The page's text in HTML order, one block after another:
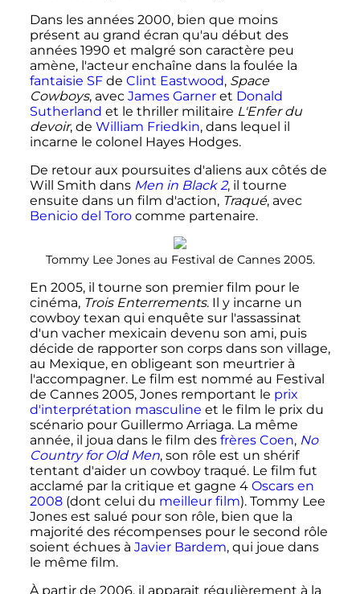
Dans les années 2000, bien que moins
présent au grand écran qu'au début des
années 1990 et malgré son caractère peu
amène, l'acteur enchaîne dans la foulée la
fantaisie SFde Clint Eastwood, Space
Cowboys, avec James Garneret Donald
Sutherland et le thriller militaire L'Enfer du
devoir, de William Friedkin, dans lequel il
incarne le colonel Hayes Hodges.
De retour aux poursuites d'aliens aux côtés de
Will Smith dans Men in Black 2, il tourne
ensuite dans un film d'action, Traqué, avec
Benicio del Torocomme partenaire.
Tommy Lee Jones au Festival de Cannes 2005.
En 2005, il tourne son premier film pour le
cinéma, Trois Enterrements. Il y incarne un
cowboy texan qui enquête sur l'assassinat
d'un vacher mexicain devenu son ami, puis
décide de rapporter son corps dans son village,
au Mexique, en obligeant son meurtrier à
l'accompagner. Le film est nommé au Festival
de Cannes 2005, Jones remportant le prix
d'interprétation masculine et le film le prix du
scénario pour Guillermo Arriaga. La même
année, il joua dans le film des frères Coen, No
Country for Old Men, son rôle est un shérif
tentant d'aider un cowboy traqué. Le film fut
acclamé par la critique et gagne 4 Oscars en
2008(dont celui du meilleur film). Tommy Lee
Jones est salué pour son rôle, bien que la
majorité des récompenses pour le second rôle
soient échues à Javier Bardem, qui joue dans
le même film.
À partir de 2006, il apparait régulièrement à la